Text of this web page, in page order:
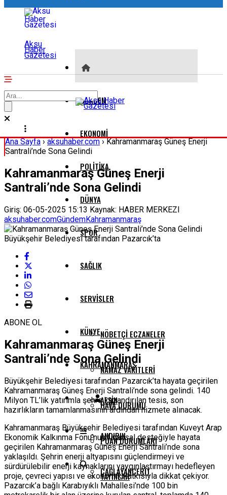
Aksu
Haber
Gazetesi
GÜNDEM
EKONOMI
POLITIKA
DÜNYA
SPOR
SAĞLIK
SERVISLER
NÖBETÇI ECZANELER
NAMAZ VAKITLERI
HAVA DURUMU
PUAN DURUMLARI
YAYINLAR
KÜNYE
KAHRAMANMARAŞ
AFŞIN
ANDIRIN
ÇAĞLAYANCERIT
Ana Sayfa›aksuhaber.com›Kahramanmaraş Güneş Enerji
Santrali’nde Sona Gelindi
Kahramanmaraş Güneş Enerji
Santrali’nde Sona Gelindi
Giriş: 06-05-2025 15:13 Kaynak: HABER MERKEZI
aksuhaber.comGündemKahramanmaraş
ABONE OL
Kahramanmaraş Güneş Enerji
Santrali’nde Sona Gelindi
Büyükşehir Belediyesi tarafından Pazarcık’ta hayata geçirilen
Kahramanmaraş Güneş Enerji Santrali’nde sona gelindi. 140
Milyon TL’lik yatırımla şehre kazandırılan tesis, son
hazırlıkların tamamlanmasının ardından hizmete alınacak.
Kahramanmaraş Büyükşehir Belediyesi tarafından Kuveyt Arap
Ekonomik Kalkınma Fonu’nun finansal desteğiyle hayata
geçirilen Kahramanmaraş Güneş Enerji Santrali’nde sona
yaklaşıldı. Şehrin enerji altyapısını güçlendirmeyi ve
sürdürülebilir enerji kaynaklarını yaygınlaştırmayı hedefleyen
proje, çevreci yapısı ve ekonomik katkısıyla dikkat çekiyor.
Pazarcık’a bağlı Karabıyıklı Mahallesi’nde 100 bin